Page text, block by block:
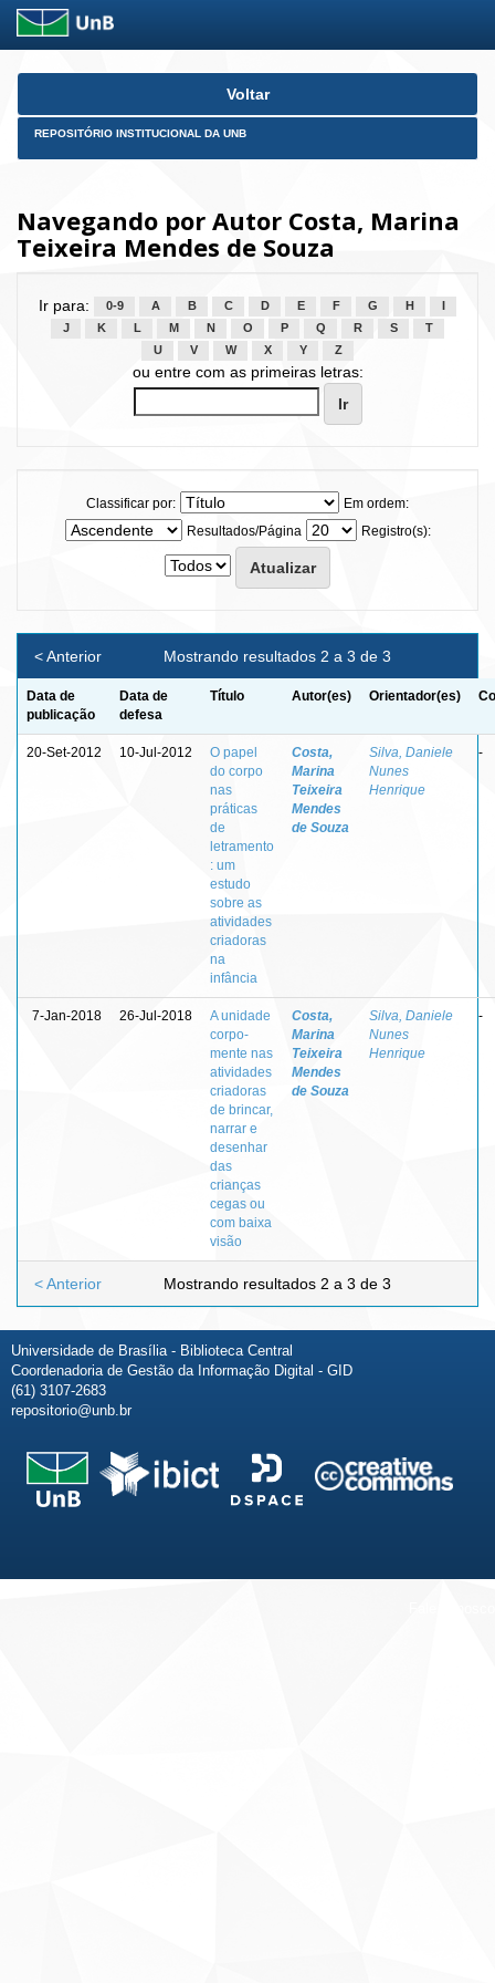
Skip
Voltar
REPOSITÓRIO INSTITUCIONAL DA UNB
Navegando por Autor Costa, Marina
Teixeira Mendes de Souza
Ir para: 0-9 A B C D E F G H
J
K L M N O P Q R S
T
U
V W X Y Z
ou entre com as primeiras letras:
Classificar por:
Em ordem:
Resultados/Página
Registro(s):
Mostrando resultados 2 a 3 de 3
< Anterior
Data de
publicação
Data de
defesa
Título Autor(es) Orientador(es)
20-Set-2012 10-Jul-2012
O papel
do corpo
nas
práticas
de
letramento
: um
estudo
sobre as
atividades
criadoras
na
infância
Costa,
Marina
Teixeira
Mendes
de Souza
Silva, Daniele
Nunes
Henrique
-
7-Jan-2018 26-Jul-2018
A unidade
corpo-
mente nas
atividades
criadoras
de brincar,
narrar e
desenhar
das
crianças
cegas ou
com baixa
visão
Costa,
Marina
Teixeira
Mendes
de Souza
Silva, Daniele
Nunes
Henrique
-
Mostrando resultados 2 a 3 de 3
< Anterior
Universidade de Brasília - Biblioteca Central
Coordenadoria de Gestão da Informação Digital - GID
(61) 3107-2683
repositorio@unb.br